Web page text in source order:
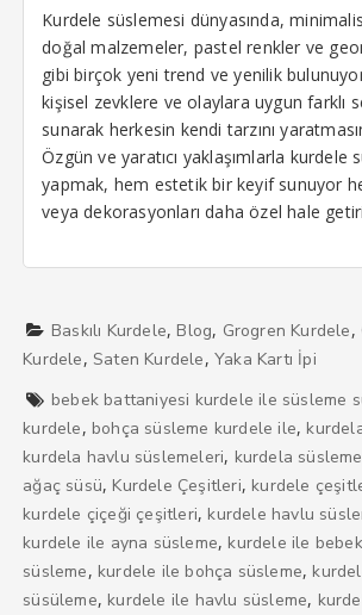
Kurdele süslemesi dünyasında,
doğal malzemeler, pastel renkler ve
gibi birçok yeni trend ve yenilik
kişisel zevklere ve olaylara uygun farklı
sunarak herkesin kendi tarzını
Özgün ve yaratıcı yaklaşımlarla kurdele
yapmak, hem estetik bir keyif sunuyor
veya dekorasyonları daha özel hale
Baskılı Kurdele, Blog, Grogren Kurdele,
Kurdele, Saten Kurdele, Yaka Kartı İpi
bebek battaniyesi kurdele ile süsleme
kurdele, bohça süsleme kurdele ile,
kurdela havlu süslemeleri, kurdela
ağaç süsü, Kurdele Çeşitleri, kurdele
kurdele çiçeği çeşitleri, kurdele havlu
kurdele ile ayna süsleme, kurdele ile
süsleme, kurdele ile bohça süsleme,
süsüleme, kurdele ile havlu süsleme,